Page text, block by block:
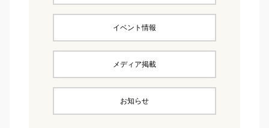
イベント情報
メディア掲載
お知らせ